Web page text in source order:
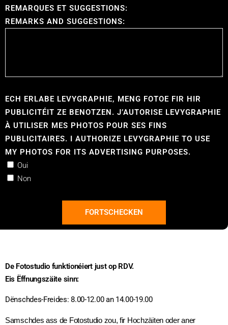
REMARQUES ET SUGGESTIONS:
REMARKS AND SUGGESTIONS:
ECH ERLABE LEVYGRAPHIE, MENG FOTOE FIR HIR
PUBLICITÉIT ZE BENOTZEN. J’AUTORISE LEVYGRAPHIE
À UTILISER MES PHOTOS POUR SES FINS
PUBLICITAIRES. I AUTHORIZE LEVYGRAPHIE TO USE
MY PHOTOS FOR ITS ADVERTISING PURPOSES.
Oui
Non
FORTSCHECKEN
De Fotostudio funktionéiert just op RDV.
Eis Ëffnungszäite sinn:
Dënschdes-Freides: 8.00-12.00 an 14.00-19.00
Samschdes ass de Fotostudio zou, fir Hochzäiten oder aner